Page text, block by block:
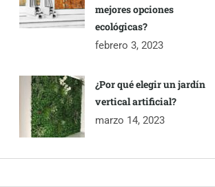
mejores opciones
ecológicas?
febrero 3, 2023
¿Por qué elegir un jardín
vertical artificial?
marzo 14, 2023